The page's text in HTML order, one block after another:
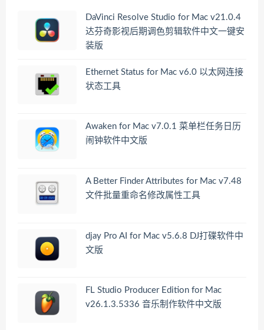
DaVinci Resolve Studio for Mac v21.0.4
达芬奇影视后期调色剪辑软件中文一键安
装版
Ethernet Status for Mac v6.0 以太网连接
状态工具
Awaken for Mac v7.0.1 菜单栏任务日历
闹钟软件中文版
A Better Finder Attributes for Mac v7.48
文件批量重命名修改属性工具
djay Pro AI for Mac v5.6.8 DJ打碟软件中
文版
FL Studio Producer Edition for Mac
v26.1.3.5336 音乐制作软件中文版